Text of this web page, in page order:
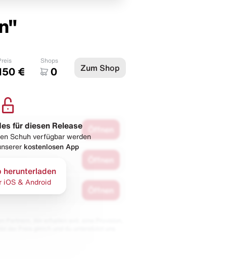
€
Shops
0 Zum Shop
für diesen Release
Schuh verfügbar werden
kostenlosen App
herunterladen
iOS & Android